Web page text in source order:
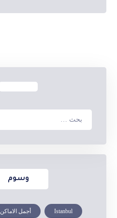
وسوم
Istanbul أجمل الاماكن